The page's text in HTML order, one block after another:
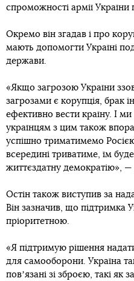
спроможності армії України
Окремо він згадав і про
мають допомогти Україні
держави.
«Якщо загрозою України
загрозами є корупція, брак
ефективно вести країну. І
українцям з цим також
успішно триматимемо Росією
всередині триватиме, їм
життєздатну демократію», —
Остін також виступив за
Він зазначив, що підтримка
пріоритетною.
«Я підтримую рішення
для самооборони. Україна
повʼязані зі зброєю, такі як